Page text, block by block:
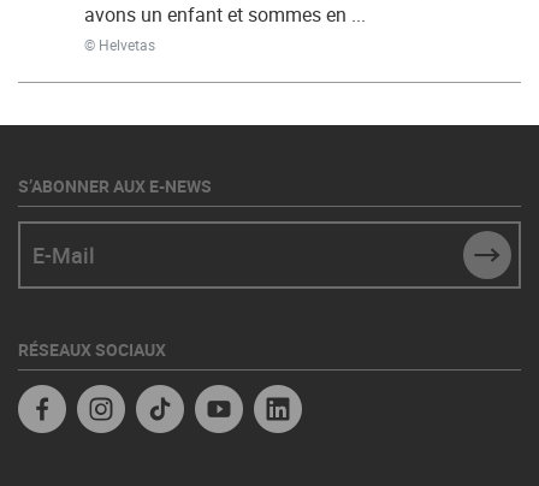
avons un enfant et sommes en ...
© Helvetas
S’ABONNER AUX E-NEWS
RÉSEAUX SOCIAUX
FacebookInstagramTikTok YouTube